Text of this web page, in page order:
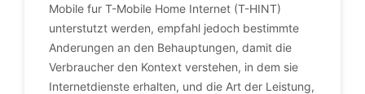
Mobile fur T-Mobile Home Internet (T-HINT)
unterstutzt werden, empfahl jedoch bestimmte
Anderungen an den Behauptungen, damit die
Verbraucher den Kontext verstehen, in dem sie
Internetdienste erhalten, und die Art der Leistung,